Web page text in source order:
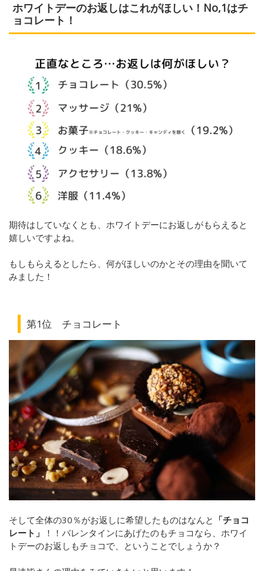
ホワイトデーのお返しはこれがほしい！No,1はチ
ョコレート！
期待はしていなくとも、ホワイトデーにお返しがもらえると
嬉しいですよね。
もしもらえるとしたら、何がほしいのかとその理由を聞いて
みました！
第1位 チョコレート
そして全体の30％がお返しに希望したものはなんと 「チョコ
レート」
！！バレンタインにあげたのもチョコなら、ホワイ
トデーのお返しもチョコで、ということでしょうか？